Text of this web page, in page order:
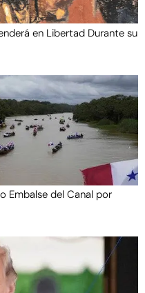
en Libertad Durante su
Embalse del Canal por